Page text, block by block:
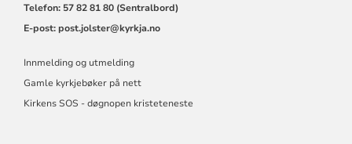
Telefon: 57 82 81 80 (Sentralbord)
E-post:post.jolster@kyrkja.no
Innmelding og utmelding
Gamle kyrkjebøker på nett
Kirkens SOS - døgnopen kristeteneste